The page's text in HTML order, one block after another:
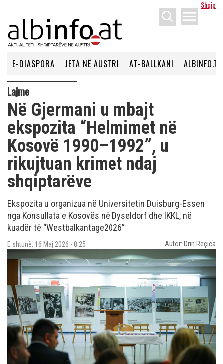
Shqip
menu
E-DIASPORA JETA NË AUSTRI AT-BALLKANI ALBINFO.TV
Lajme
Në Gjermani u mbajt
ekspozita “Helmimet në
Kosovë 1990–1992”, u
rikujtuan krimet ndaj
shqiptarëve
Ekspozita u organizua në Universitetin Duisburg-Essen
nga Konsullata e Kosovës në Dyseldorf dhe IKKL, në
kuadër të “Westbalkantage2026”
E shtunë, 16 Maj 2026 - 8:25 Autor: Drin Reçica